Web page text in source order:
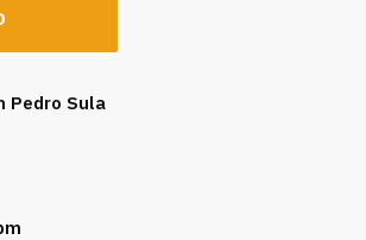
Pedro Sula